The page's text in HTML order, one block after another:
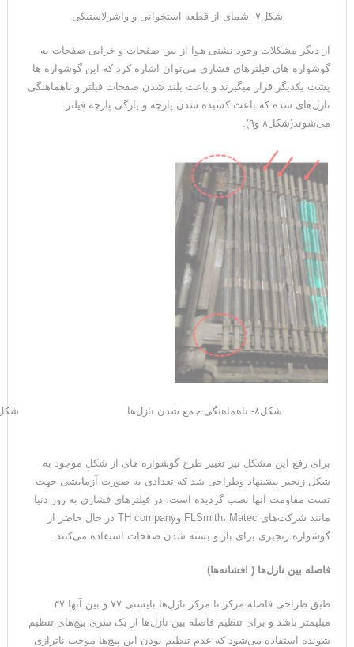
شکل۷- شمای از قطعه استخوانی و واشرلاستیکی
از دیگر مشکلات وجود نشتی هوا از بین صفحات و خرابی صفحات به
گوشواره های فیلترهای فشاری می‌توان اشاره کرد که این گوشواره ها
پشت یکدیگر قرار میگیرند و باعث بلند شدن صفحات فیلتر و ناهماهنگی
نازل‌های شده که باعث کشیده شدن پارچه و پارگی پارچه فیلتر
می‌شوند(شکل۸ و۹).
شکل۸- ناهماهنگی جمع شدن نازل‌ها شکل۹- بلندشدن صفحات
برای رفع این مشکل نیز تغییر طرح گوشواره های از شکل موجود به
شکل زنجیر پیشنهاد وطراحی شد که تعدادی به صورت آزمایشی جهت
تست مقاومت آنها نصب گردیده است. در فیلترهای فشاری به روز دنیا
مانند شرکت‌های FLSmith، Matec وTH company در حال حاضر از
گوشواره زنجیری برای باز و بسته شدن صفحات استفاده ‌می‌کنند.
فاصله بین نازل‌ها ( افشانه‌ها)
طبق طراحی فاصله مرکز تا مرکز نازل‌ها بایستی ۷۷ و بین آنها ۳۷
میلیمتر باشد و برای تنظیم فاصله بین نازل‌ها از یک سری پیچ‌های تنظیم
شونده استفاده می‌شود که عدم تنظیم بودن این پیچ‌ها موجب ناترازی